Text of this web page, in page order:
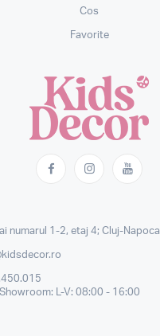
Cos
Favorite
numarul 1-2, etaj 4; Cluj-Napoca
L-V: 08:00 - 16:00